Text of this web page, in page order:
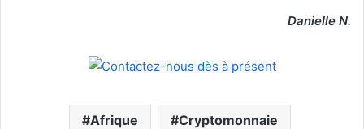
Danielle N.
Afrique Cryptomonnaie